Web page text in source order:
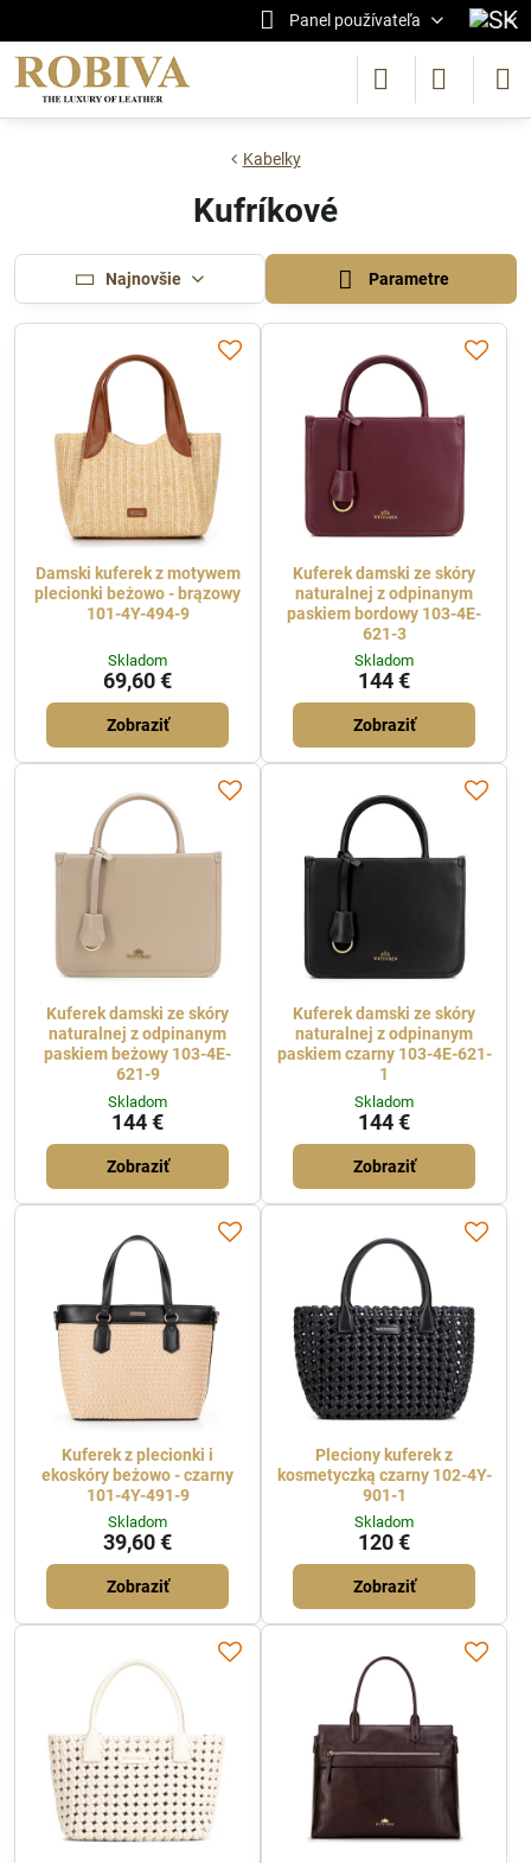
Panel používateľa
Kabelky
Kufríkové
Najnovšie Parametre
Damski kuferek z motywem
plecionki beżowo - brązowy
101-4Y-494-9
Skladom
69,60 €
Zobraziť
Kuferek damski ze skóry
naturalnej z odpinanym
paskiem bordowy 103-4E-
621-3
Skladom
144 €
Zobraziť
Kuferek damski ze skóry
naturalnej z odpinanym
paskiem beżowy 103-4E-
621-9
Skladom
144 €
Zobraziť
Kuferek damski ze skóry
naturalnej z odpinanym
paskiem czarny 103-4E-621-
1
Skladom
144 €
Zobraziť
Kuferek z plecionki i
ekoskóry beżowo - czarny
101-4Y-491-9
Skladom
39,60 €
Zobraziť
Pleciony kuferek z
kosmetyczką czarny 102-4Y-
901-1
Skladom
120 €
Zobraziť